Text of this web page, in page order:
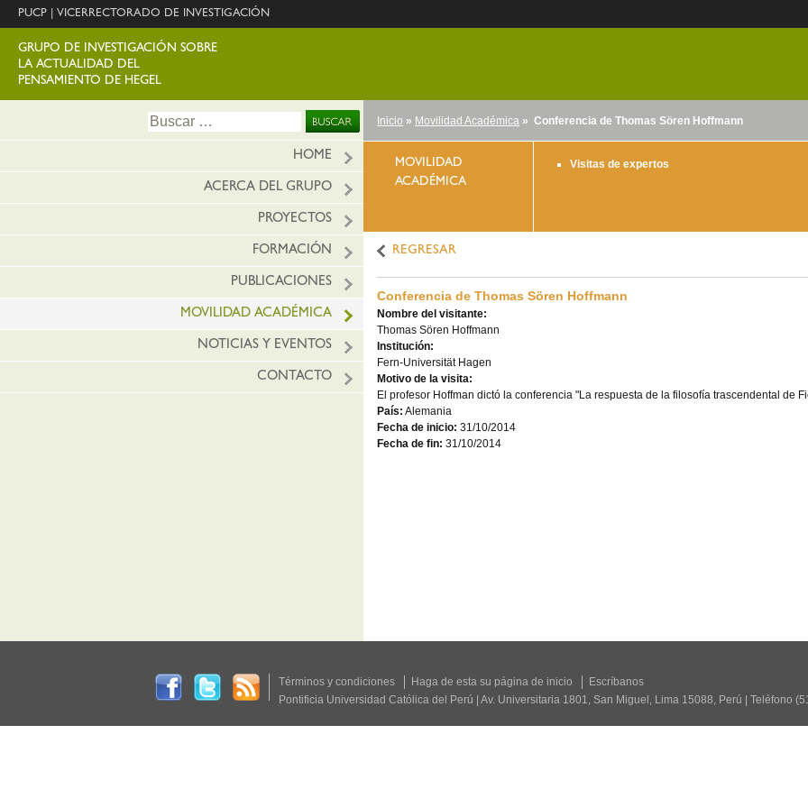
PUCP VICERRECTORADO DE INVESTIGACIÓN
GRUPO DE INVESTIGACIÓN SOBRE
LA ACTUALIDAD DEL
PENSAMIENTO DE HEGEL
Buscar:
HOME
ACERCA DEL GRUPO
PROYECTOS
FORMACIÓN
PUBLICACIONES
MOVILIDAD ACADÉMICA
NOTICIAS Y EVENTOS
CONTACTO
Inicio » Movilidad Académica » Conferencia de Thomas Sören Hoffmann
MOVILIDAD
ACADÉMICA
Visitas de expertos
REGRESAR
Conferencia de Thomas Sören Hoffmann
Nombre del visitante:
Thomas Sören Hoffmann
Institución:
Fern-Universität Hagen
Motivo de la visita:
El profesor Hoffman dictó la conferencia "La respuesta de la filosofía trascendental de
País: Alemania
Fecha de inicio: 31/10/2014
Fecha de fin: 31/10/2014
Términos y condiciones Haga de esta su página de inicio
Escríbanos
Pontificia Universidad Católica del Perú | Av. Universitaria 1801, San Miguel, Lima 15088, Perú | Teléfono